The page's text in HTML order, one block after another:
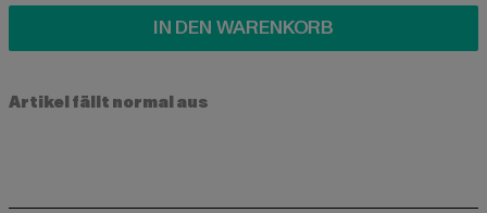
IN DEN WARENKORB
Artikel fällt normal aus